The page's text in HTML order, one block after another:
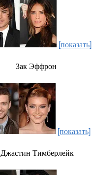
[показать]
Зак Эффрон
[показать]
Джастин Тимберлейк